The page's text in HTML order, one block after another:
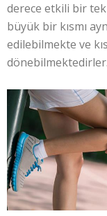
derece etkili bir
büyük bir kısmı
edilebilmekte ve
dönebilmektedirler.